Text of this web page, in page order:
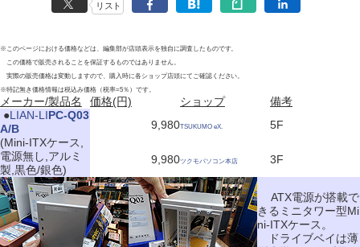
リスト
※このページにおける価格などは、編集部が店頭表示を独自に調査したものです。
この価格で販売されることを保証するものではありません。
実際の販売価格は変動しますので、購入時に各ショップ店頭にてご確認ください。
※特記無き価格情報は税込み価格（税率=5％）です。
メーカー/製品名 価格(円) ショップ
備考
●LIAN-LIPC-Q03
A/B
(Mini-ITXケース,
電源無し,アルミ
製,黒色/銀色)
9,980TSUKUMO eX. 5F
9,980ツクモパソコン本店 3F
ATX電源が搭載で
きるミニタワー型Mi
ni-ITXケース。
ドライブベイは薄